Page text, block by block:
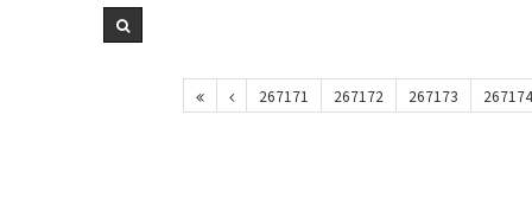
267171 267172 267173 267174